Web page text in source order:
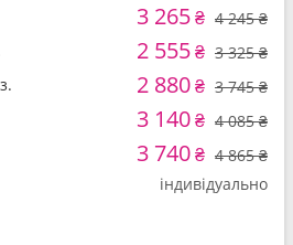
3 265₴ 4 245 ₴
2 555₴ 3 325 ₴
2 880₴ 3 745 ₴
3 140₴ 4 085 ₴
3 740₴ 4 865 ₴
індивідуально